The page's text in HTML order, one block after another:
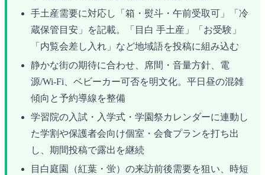
手土産需要に対応し「箱・熨斗・午前受取可」「冷
蔵保管目安」を記載。「目白 手土産」「お受験」
「内覧会差し入れ」など地域語を投稿に組み込む
静かな街の期待に合わせ、席間・音量方針、電
源/Wi‑Fi、ベビーカー可否を明文化。平日昼の混雑
傾向と予約導線を整備
学習院の入試・入学式・学園祭カレンダーに連動し
た学割や保護者会向け個室・会食プランを打ち出
し、期間投稿で露出を継続
目白庭園（紅葉・蛍）の来訪前後需要を狙い、時短